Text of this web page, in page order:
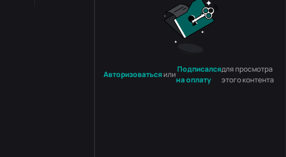
Авторизоватьсяили
Подписался
на оплату
для просмотра
этого контента